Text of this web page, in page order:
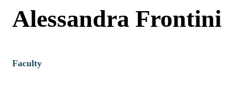
Alessandra Frontini
Faculty